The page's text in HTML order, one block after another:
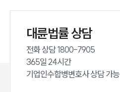
대륜법률 상담
전화 상담 1800-7905
365일 24시간
기업인수합병변호사 상담 가능